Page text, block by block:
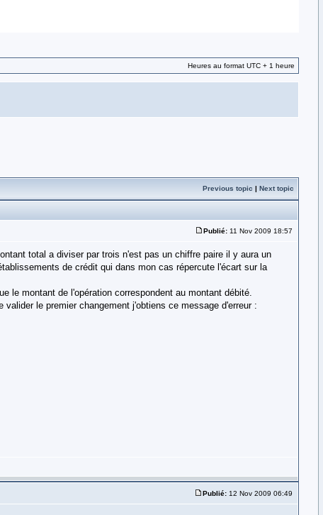
Heures au format UTC + 1 heure
Previous topic | Next topic
Publié: 11 Nov 2009 18:57
total a diviser par trois n'est pas un chiffre paire il y aura un
de crédit qui dans mon cas répercute l'écart sur la
le montant de l'opération correspondent au montant débité.
le premier changement j'obtiens ce message d'erreur :
Publié: 12 Nov 2009 06:49